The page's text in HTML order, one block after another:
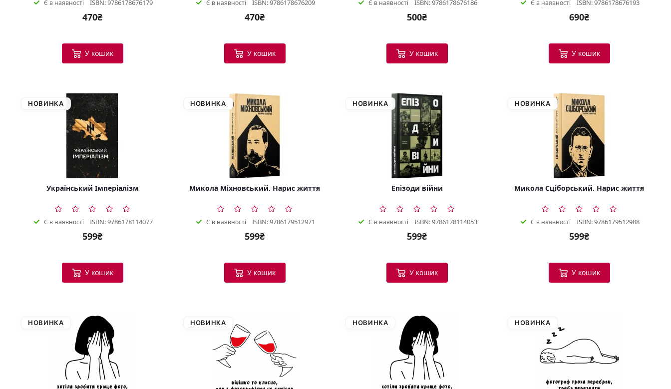
Є в наявності ISBN: 9786178676179
470₴
У кошик
Є в наявності ISBN: 9786178676209
470₴
У кошик
Є в наявності ISBN: 9786178676186
500₴
У кошик
Є в наявності ISBN: 9786178676193
690₴
У кошик
НОВИНКА
Український Імперіалізм
Є в наявності ISBN: 9786178114077
599₴
У кошик
НОВИНКА
Микола Міхновський. Нарис життя
Є в наявності ISBN: 9786179512971
599₴
У кошик
НОВИНКА
Епізоди війни
Є в наявності ISBN: 9786178114053
599₴
У кошик
НОВИНКА
Микола Сціборський. Нарис життя
Є в наявності ISBN: 9786179512988
599₴
У кошик
НОВИНКА НОВИНКА НОВИНКА НОВИНКА